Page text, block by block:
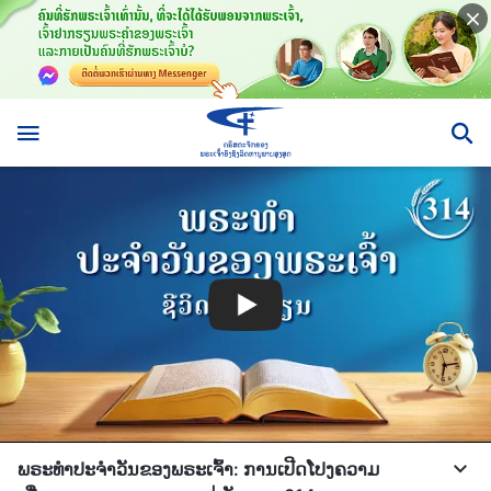
ພຣະທຳປະຈຳວັນຂອງພຣະເຈົ້າ: ການເປີດໂປງຄວາມ